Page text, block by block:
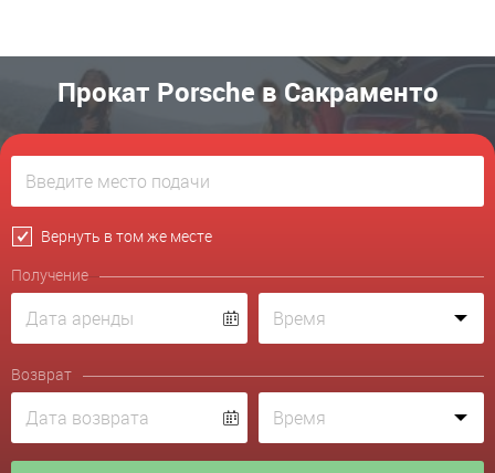
Прокат Porsche в Сакраменто
Вернуть в том же месте
Получение
Возврат